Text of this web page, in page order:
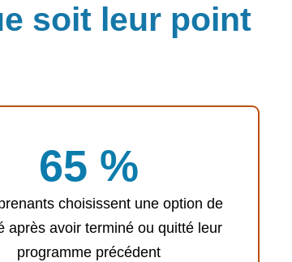
soit leur point
65 %
choisissent une option de
après avoir terminé ou quitté leur
programme précédent